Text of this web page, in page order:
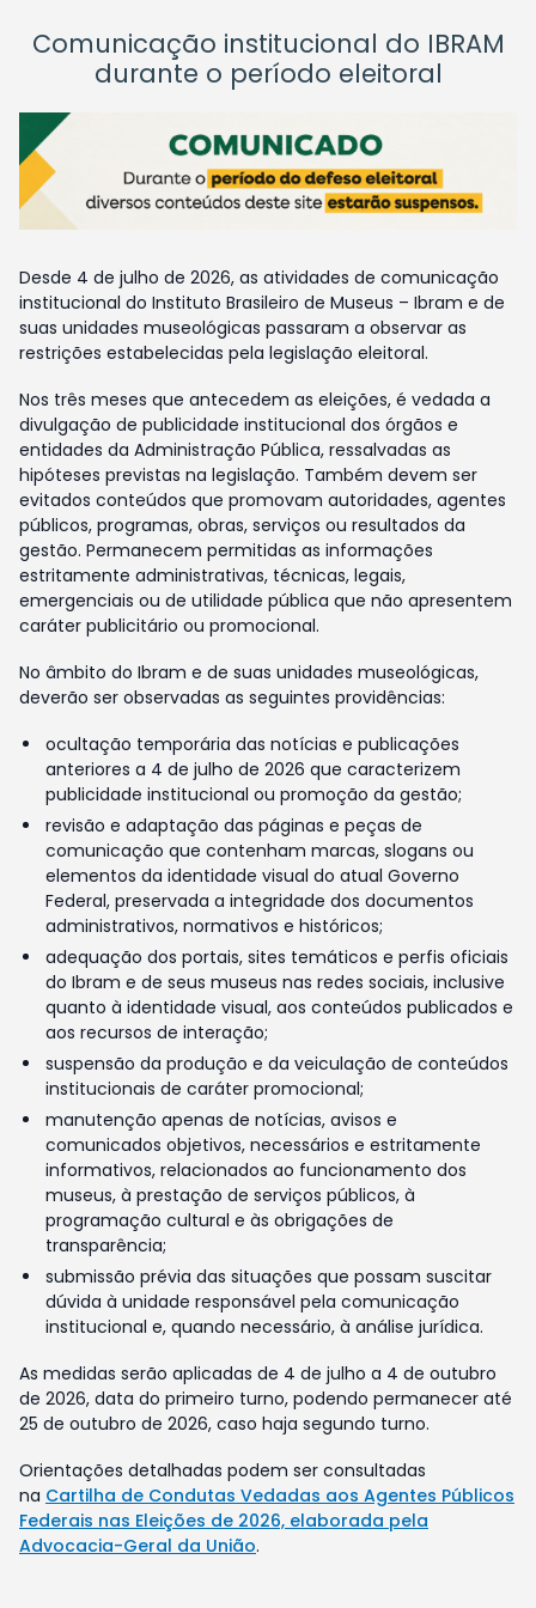
Comunicação institucional do IBRAM
durante o período eleitoral
Desde 4 de julho de 2026, as atividades de comunicação
institucional do Instituto Brasileiro de Museus – Ibram e de
suas unidades museológicas passaram a observar as
restrições estabelecidas pela legislação eleitoral.
Nos três meses que antecedem as eleições, é vedada a
divulgação de publicidade institucional dos órgãos e
entidades da Administração Pública, ressalvadas as
hipóteses previstas na legislação. Também devem ser
evitados conteúdos que promovam autoridades, agentes
públicos, programas, obras, serviços ou resultados da
gestão. Permanecem permitidas as informações
estritamente administrativas, técnicas, legais,
emergenciais ou de utilidade pública que não apresentem
caráter publicitário ou promocional.
No âmbito do Ibram e de suas unidades museológicas,
deverão ser observadas as seguintes providências:
ocultação temporária das notícias e publicações
anteriores a 4 de julho de 2026 que caracterizem
publicidade institucional ou promoção da gestão;
revisão e adaptação das páginas e peças de
comunicação que contenham marcas, slogans ou
elementos da identidade visual do atual Governo
Federal, preservada a integridade dos documentos
administrativos, normativos e históricos;
adequação dos portais, sites temáticos e perfis oficiais
do Ibram e de seus museus nas redes sociais, inclusive
quanto à identidade visual, aos conteúdos publicados e
aos recursos de interação;
suspensão da produção e da veiculação de conteúdos
institucionais de caráter promocional;
manutenção apenas de notícias, avisos e
comunicados objetivos, necessários e estritamente
informativos, relacionados ao funcionamento dos
museus, à prestação de serviços públicos, à
programação cultural e às obrigações de
transparência;
submissão prévia das situações que possam suscitar
dúvida à unidade responsável pela comunicação
institucional e, quando necessário, à análise jurídica.
As medidas serão aplicadas de 4 de julho a 4 de outubro
de 2026, data do primeiro turno, podendo permanecer até
25 de outubro de 2026, caso haja segundo turno.
Orientações detalhadas podem ser consultadas
na Cartilha de Condutas Vedadas aos Agentes Públicos
Federais nas Eleições de 2026, elaborada pela
Advocacia-Geral da União.